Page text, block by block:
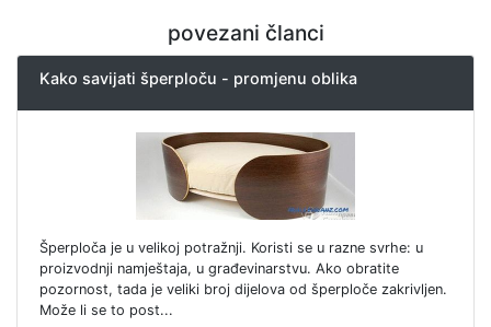
povezani članci
Kako savijati šperploču - promjenu oblika
Šperploča je u velikoj potražnji. Koristi se u razne svrhe: u
proizvodnji namještaja, u građevinarstvu. Ako obratite
pozornost, tada je veliki broj dijelova od šperploče zakrivljen.
Može li se to post...